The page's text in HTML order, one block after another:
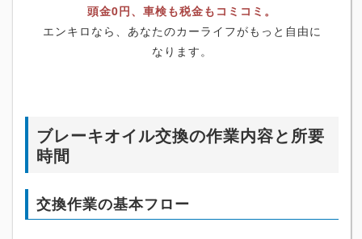
頭金0円、車検も税金もコミコミ。
エンキロなら、あなたのカーライフがもっと自由に
なります。
ブレーキオイル交換の作業内容と所要
時間
交換作業の基本フロー